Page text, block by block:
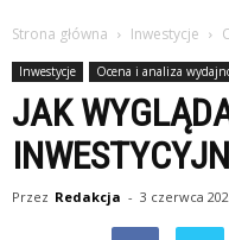
Strona główna Inwestycje
Inwestycje Ocena i analiza
JAK
Przez Redakcja - 3 czerwca